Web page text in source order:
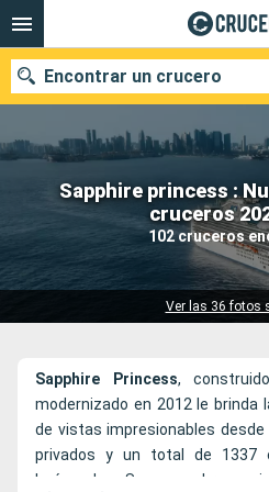
Sapphire princess :
cruceros
102 cruceros
Ver las 36 fotos
Encontrar un crucero
Nuestros destinos
Fecha de salida
Sapphire Princess,
modernizado en 2012 le brinda
de vistas impresionables
privados y un total de 1337
huéspedes. Sus asombrosas